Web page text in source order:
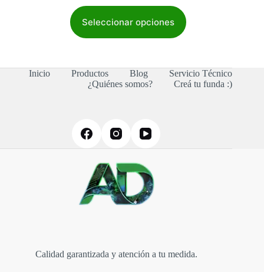
Seleccionar opciones
producto
opciones
se
página
de
Inicio Productos Blog
Servicio Técnico
¿Quiénes somos?
Creá tu funda :)
Calidad garantizada y atención a tu medida.